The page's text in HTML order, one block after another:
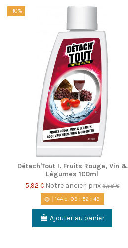
-10%
Détach'Tout I. Fruits Rouge, Vin &
Légumes 100ml
5,92 € Notre ancien prix6,58 €
144d. 09 : 52 : 48
Ajouter au panier